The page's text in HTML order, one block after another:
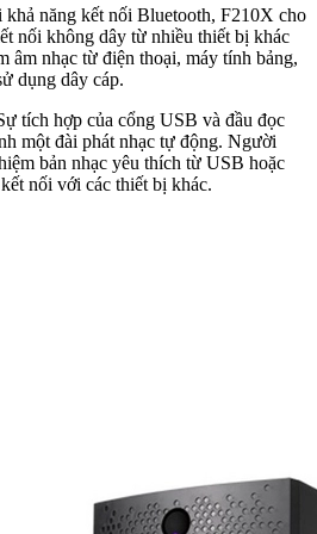
khả năng kết nối Bluetooth, F210X cho
nối không dây từ nhiều thiết bị khác
âm nhạc từ điện thoại, máy tính bảng,
dụng dây cáp.
tích hợp của cổng USB và đầu đọc
một đài phát nhạc tự động. Người
bản nhạc yêu thích từ USB hoặc
nối với các thiết bị khác.